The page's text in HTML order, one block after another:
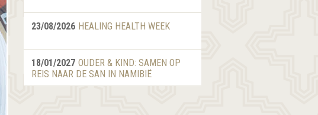
23/08/2026 HEALING HEALTH WEEK
18/01/2027 OUDER & KIND: SAMEN OP
REIS NAAR DE SAN IN NAMIBIË